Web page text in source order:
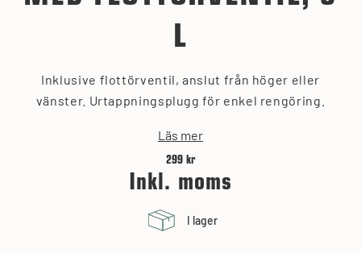
L
Inklusive flottörventil, anslut från höger eller
vänster. Urtappningsplugg för enkel rengöring.
Läs mer
299 kr
Inkl. moms
I lager